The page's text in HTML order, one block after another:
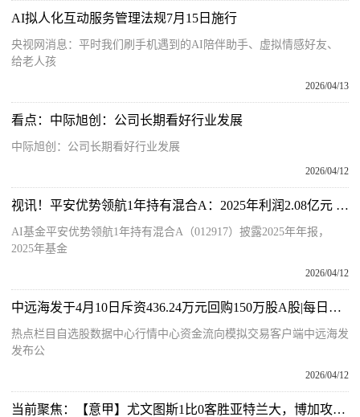
AI拟人化互动服务管理法规7月15日施行
央视网消息：平时我们刷手机遇到的AI陪伴助手、虚拟情感好友、
给老人孩
2026/04/13
看点：中际旭创：公司长期看好行业发展
中际旭创：公司长期看好行业发展
2026/04/12
视讯！平安优势领航1年持有混合A：2025年利润2.08亿元 净值增长率58.88%
AI基金平安优势领航1年持有混合A（012917）披露2025年年报，
2025年基金
2026/04/12
中远海发于4月10日斥资436.24万元回购150万股A股|每日看点
热点栏目自选股数据中心行情中心资金流向模拟交易客户端中远海发
发布公
2026/04/12
当前聚焦：【意甲】尤文图斯1比0客胜亚特兰大，博加攻入致胜球